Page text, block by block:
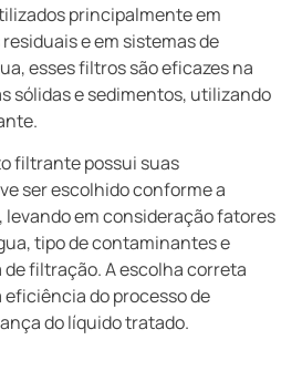
principalmente em
e em sistemas de
esses filtros são eficazes na
sólidas e sedimentos, utilizando
filtrante possui suas
ser escolhido conforme a
em consideração fatores
tipo de contaminantes e
filtração. A escolha correta
do processo de
do líquido tratado.